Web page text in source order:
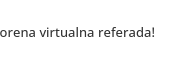
virtualna referada!